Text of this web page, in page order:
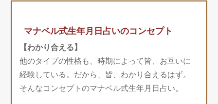
マナベル式生年月日占いのコンセプト
【わかり合える】
他のタイプの性格も、時期によって皆、お互いに
経験している。だから、皆、わかり合えるはず。
そんなコンセプトのマナベル式生年月日占い。